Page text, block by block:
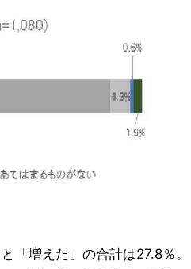
「増えた」の合計は27.8％。